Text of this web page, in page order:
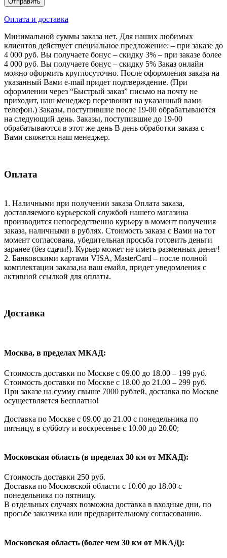
Оплата и доставка
Минимальной суммы заказа нет. Для наших любимых
клиентов действует специальное предложение: – при заказе до
4 000 руб. Вы получаете бонус – скидку 3% – при заказе более
4 000 руб. Вы получаете бонус – скидку 5% Заказ онлайн
можно оформить круглосуточно. После оформления заказа на
указанный Вами e-mail придет подтверждение. (При
оформлении через “Быстрый заказ” письмо на почту не
приходит, наш менеджер перезвонит на указанный вами
телефон.) Заказы, поступившие после 19-00 обрабатываются
на следующий день. Заказы, поступившие до 19-00
обрабатываются в этот же день В день обработки заказа с
Вами свяжется наш менеджер.
Оплата
1. Наличными при получении заказа Оплата заказа,
доставляемого курьерской службой нашего магазина
производится непосредственно курьеру в момент получения
заказа, наличными в рублях. Стоимость заказа с Вами на тот
момент согласована, убедительная просьба готовить деньги
заранее (без сдачи!). Курьер может не иметь разменных денег!
2. Банковскими картами VISA, MasterCard – после полной
комплектации заказа,на ваш емайл, придет уведомления с
активной ссылкой для оплаты.
Доставка
Москва, в пределах МКАД:
Стоимость доставки по Москве с 09.00 до 18.00 – 199 руб.
Стоимость доставки по Москве с 18.00 до 21.00 – 299 руб.
При заказе на сумму свыше 7000 рублей, доставка по Москве
осуществляется Бесплатно!
Доставка по Москве с 09.00 до 21.00 с понедельника по
пятницу, в субботу и воскресенье с 10.00 до 20.00;
Московская область (в пределах 30 км от МКАД):
Стоимость доставки 250 руб.
Доставка по Московской области с 10.00 до 18.00 с
понедельника по пятницу.
В отдельных случаях возможна доставка в входные дни, по
просьбе заказчика или предварительному согласованию.
Московская область (более чем 30 км от МКАД):